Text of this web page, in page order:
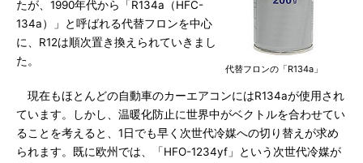
代替フロンの「R134a」
たが、1990年代から「R134a（HFC-
134a）」と呼ばれる代替フロンを中心
に、R12は順次置き換えられていきまし
た。
現在もほとんどの自動車のカーエアコンにはR134aが使用され
ています。しかし、温暖化防止に世界中がベクトルを合わせてい
ることを考えると、1日でも早く次世代冷媒への切り替えが求め
られます。既に欧州では、「HFO-1234yf」という次世代冷媒が